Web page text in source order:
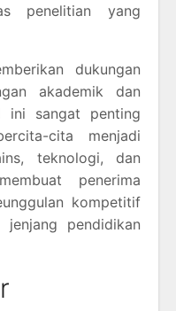
penelitian yang
dukungan
akademik dan
ini sangat penting
cita menjadi
teknologi, dan
penerima
kompetitif
pendidikan